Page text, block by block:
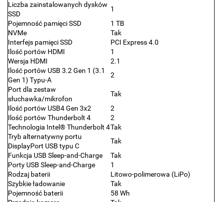
Liczba zainstalowanych dysków
SSD
1
Pojemność pamięci SSD
1 TB
NVMe
Tak
Interfejs pamięci SSD
PCI Express 4.0
Ilość portów HDMI
1
Wersja HDMI
2.1
Ilość portów USB 3.2 Gen 1 (3.1
Gen 1) Typu-A
2
Port dla zestaw
słuchawka/mikrofon
Tak
Ilość portów USB4 Gen 3x2
2
Ilość portów Thunderbolt 4
2
Technologia Intel® Thunderbolt 4Tak
Tryb alternatywny portu
DisplayPort USB typu C
Tak
Funkcja USB Sleep-and-Charge
Tak
Porty USB Sleep-and-Charge
1
Rodzaj baterii
Litowo-polimerowa (LiPo)
Szybkie ładowanie
Tak
Pojemność baterii
58 Wh